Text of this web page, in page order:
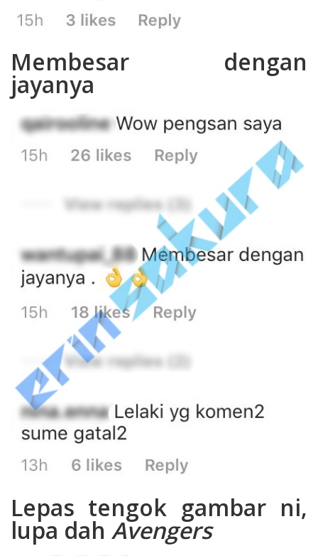
Membesar dengan
jayanya
Lepas tengok gambar ni,
lupa dah Avengers